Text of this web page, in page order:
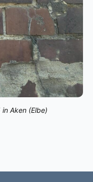
Aken (Elbe)